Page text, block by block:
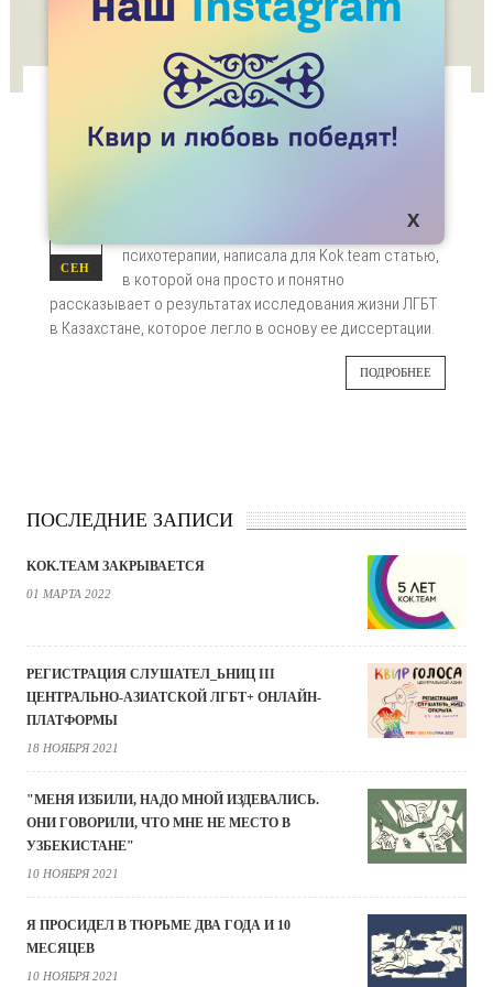
ДОКТОРСКАЯ ДИССЕРТАЦИЯ: КАК ЖИВУТ
ЛГБТ В КАЗАХСТАНЕ
08
СЕН
Эдинбургском университете степень доктора
психотерапии, написала для Kok.team статью,
в которой она просто и понятно
рассказывает о результатах исследования жизни ЛГБТ
в Казахстане, которое легло в основу ее диссертации.
ПОДРОБНЕЕ
ПОСЛЕДНИЕ ЗАПИСИ
KOK.TEAM ЗАКРЫВАЕТСЯ
01 МАРТА 2022
РЕГИСТРАЦИЯ СЛУШАТЕЛ_ЬНИЦ III
ЦЕНТРАЛЬНО-АЗИАТСКОЙ ЛГБТ+ ОНЛАЙН-
ПЛАТФОРМЫ
18 НОЯБРЯ 2021
"МЕНЯ ИЗБИЛИ, НАДО МНОЙ ИЗДЕВАЛИСЬ.
ОНИ ГОВОРИЛИ, ЧТО МНЕ НЕ МЕСТО В
УЗБЕКИСТАНЕ"
10 НОЯБРЯ 2021
Я ПРОСИДЕЛ В ТЮРЬМЕ ДВА ГОДА И 10
МЕСЯЦЕВ
10 НОЯБРЯ 2021